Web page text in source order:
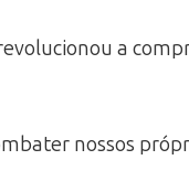
a
nossos